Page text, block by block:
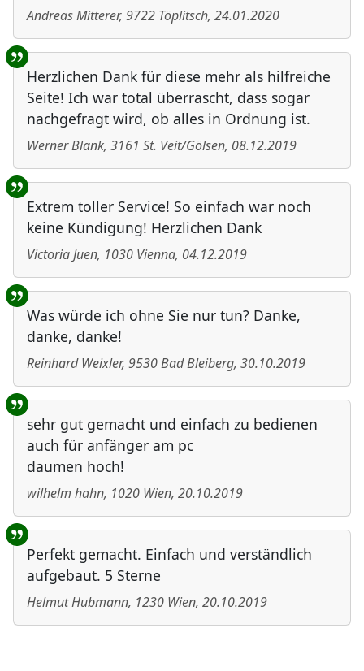
Andreas Mitterer, 9722 Töplitsch, 24.01.2020
Herzlichen Dank für diese mehr als hilfreiche
Seite! Ich war total überrascht, dass sogar
nachgefragt wird, ob alles in Ordnung ist.
Werner Blank, 3161 St. Veit/Gölsen, 08.12.2019
Extrem toller Service! So einfach war noch
keine Kündigung! Herzlichen Dank
Victoria Juen, 1030 Vienna, 04.12.2019
Was würde ich ohne Sie nur tun? Danke,
danke, danke!
Reinhard Weixler, 9530Bad Bleiberg, 30.10.2019
sehr gut gemacht und einfach zu bedienen
auch für anfänger am pc
daumen hoch!
wilhelm hahn, 1020 Wien, 20.10.2019
Perfekt gemacht. Einfach und verständlich
aufgebaut. 5 Sterne
Helmut Hubmann, 1230 Wien, 20.10.2019